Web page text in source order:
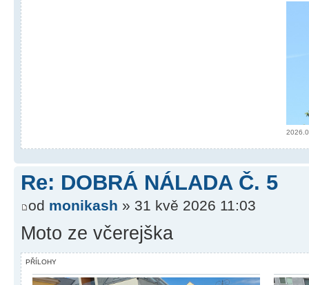
Re: DOBRÁ NÁLADA Č. 5
od monikash » 31 kvě 2026 11:03
Moto ze včerejška
PŘÍLOHY